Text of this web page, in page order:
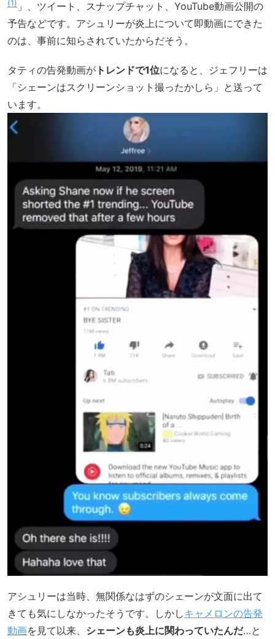
1
」、ツイート、スナップチャット、YouTube動画公開の
予告などです。アシュリーが炎上について即動画にできた
のは、事前に知らされていたからだそう。
タティの告発動画が トレンドで1位になると、ジェフリーは
「シェーンはスクリーンショット撮ったかしら」と送って
います。
アシュリーは当時、無関係なはずのシェーンが文面に出て
きても気にしなかったそうです。しかしキャメロンの告発
動画を見て以来、 シェーンも炎上に関わっていたんだ…と